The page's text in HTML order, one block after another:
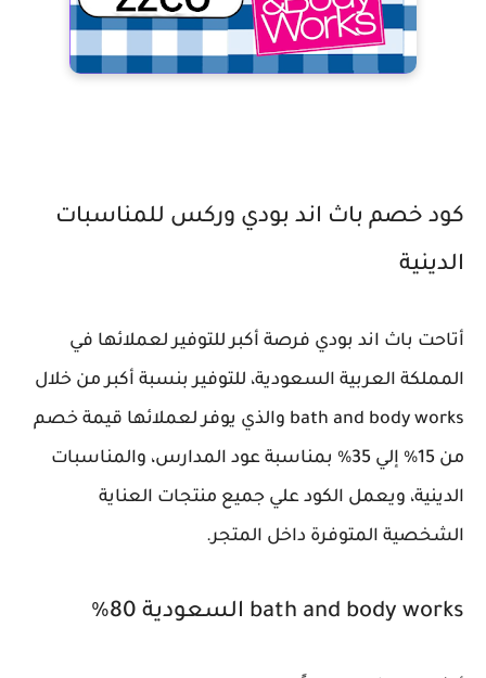
كود خصم باث اند بودي وركس للمناسبات
الدينية
أتاحت باث اند بودي فرصة أكبر للتوفير لعملائها في
المملكة العربية السعودية، للتوفير بنسبة أكبر من خلال
bath and body works والذي يوفر لعملائها قيمة خصم
من 15% إلي 35% بمناسبة عود المدارس، والمناسبات
الدينية، ويعمل الكود علي جميع منتجات العناية
الشخصية المتوفرة داخل المتجر.
bath and body works السعودية 80%